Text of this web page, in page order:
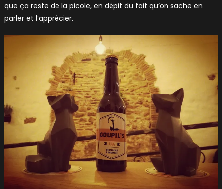
que ça reste de la picole, en dépit du fait qu’on sache en
parler et l’apprécier.